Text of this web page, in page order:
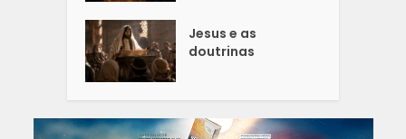
Jesus e as
doutrinas